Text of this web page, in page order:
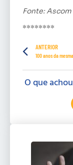
Fonte: Ascom
********
ANTERIOR
100 anos da
O que